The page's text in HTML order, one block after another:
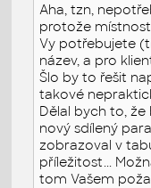
Aha, tzn,
protože
Vy potřebujete
název, a pro
Šlo by to řešit
takové
Dělal bych to,
nový sdílený
zobrazoval v
příležitost...
tom Vašem